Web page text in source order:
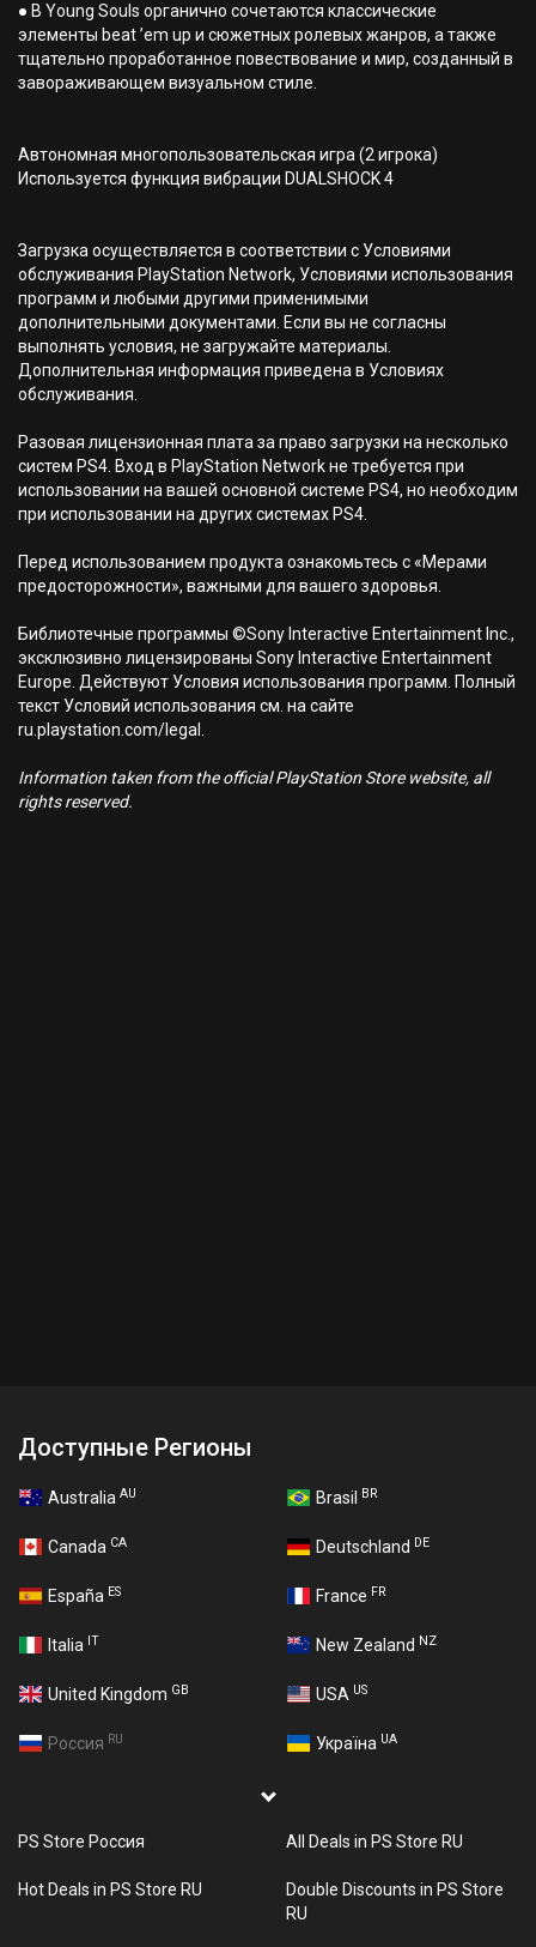
● В Young Souls органично сочетаются классические
элементы beat ’em up и сюжетных ролевых жанров, а также
тщательно проработанное повествование и мир, созданный в
завораживающем визуальном стиле.
Автономная многопользовательская игра (2 игрока)
Используется функция вибрации DUALSHOCK 4
Загрузка осуществляется в соответствии с Условиями
обслуживания PlayStation Network, Условиями использования
программ и любыми другими применимыми
дополнительными документами. Если вы не согласны
выполнять условия, не загружайте материалы.
Дополнительная информация приведена в Условиях
обслуживания.
Разовая лицензионная плата за право загрузки на несколько
систем PS4. Вход в PlayStation Network не требуется при
использовании на вашей основной системе PS4, но необходим
при использовании на других системах PS4.
Перед использованием продукта ознакомьтесь с «Мерами
предосторожности», важными для вашего здоровья.
Библиотечные программы ©Sony Interactive Entertainment Inc.,
эксклюзивно лицензированы Sony Interactive Entertainment
Europe. Действуют Условия использования программ. Полный
текст Условий использования см. на сайте
ru.playstation.com/legal.
Information taken from the official PlayStation Store website, all
rights reserved.
Доступные Регионы
Australia AU Brasil BR
Canada CA Deutschland DE
España ES France FR
Italia IT New Zealand NZ
United Kingdom GB USA US
Россия RU Україна UA
PS Store Россия All Deals in PS Store RU
Hot Deals in PS Store RU
Double Discounts in PS Store
RU